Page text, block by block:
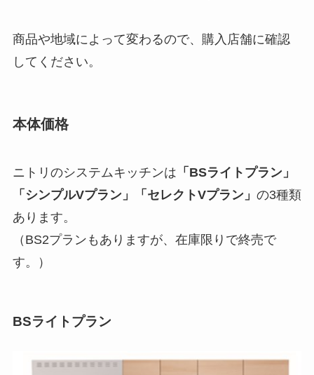
商品や地域によって変わるので、購入店舗に確認
してください。
本体価格
ニトリのシステムキッチンは 「BSライトプラン」
「シンプルVプラン」「セレクトVプラン」 の3種類
あります。
（BS2プランもありますが、在庫限りで終売で
す。）
BSライトプラン